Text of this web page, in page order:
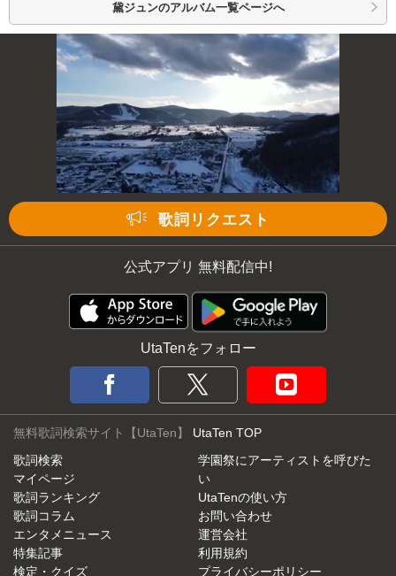
黛ジュンのアルバム一覧ページへ
歌詞リクエスト
公式アプリ 無料配信中!
UtaTenをフォロー
無料歌詞検索サイト【UtaTen】 UtaTen TOP
歌詞検索
マイページ
歌詞ランキング
歌詞コラム
エンタメニュース
特集記事
検定・クイズ
学園祭にアーティストを呼びた
い
UtaTenの使い方
お問い合わせ
運営会社
利用規約
プライバシーポリシー